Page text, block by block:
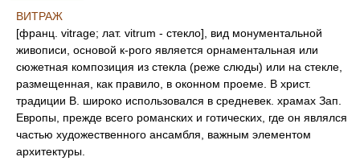
ВИТРАЖ
[франц. vitrage; лат. vitrum - стекло], вид монументальной
живописи, основой к-рого является орнаментальная или
сюжетная композиция из стекла (реже слюды) или на стекле,
размещенная, как правило, в оконном проеме. В христ.
традиции В. широко использовался в средневек. храмах Зап.
Европы, прежде всего романских и готических, где он являлся
частью художественного ансамбля, важным элементом
архитектуры.